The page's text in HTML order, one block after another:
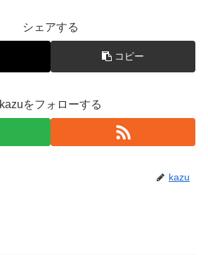
シェアする
コピー
kazuをフォローする
kazu